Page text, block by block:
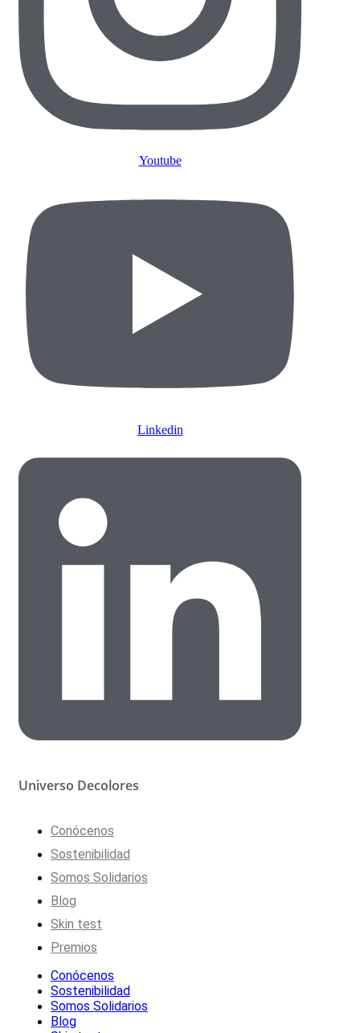
Youtube
Linkedin
Universo Decolores
Conócenos
Sostenibilidad
Somos Solidarios
Blog
Skin test
Premios
Conócenos
Sostenibilidad
Somos Solidarios
Blog